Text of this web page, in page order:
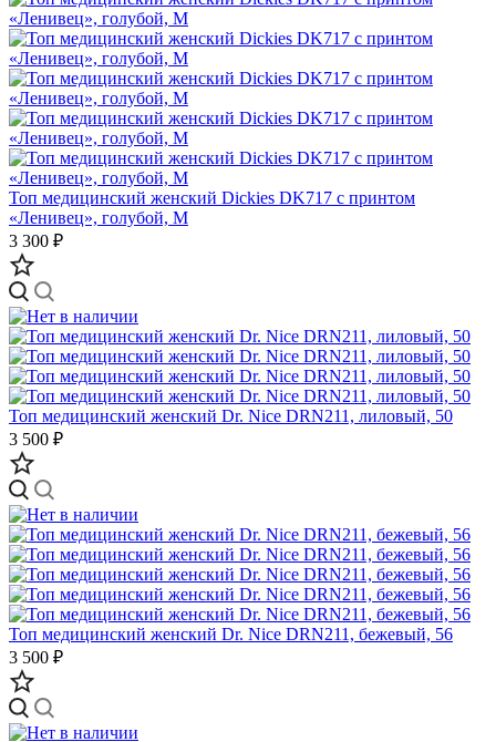
Топ медицинский женский Dickies DK717 с принтом
«Ленивец», голубой, M
3 300 ₽
Топ медицинский женский Dr. Nice DRN211, лиловый, 50
3 500 ₽
Топ медицинский женский Dr. Nice DRN211, бежевый, 56
3 500 ₽